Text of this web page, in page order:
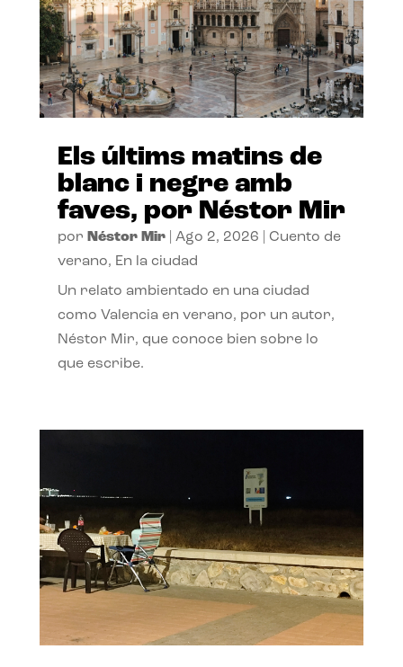
Els últims matins de
blanc i negre amb
faves, por Néstor Mir
por Néstor Mir| Ago 2, 2026
Cuento de
verano, En la ciudad
Un relato ambientado en una ciudad
como Valencia en verano, por un autor,
Néstor Mir, que conoce bien sobre lo
que escribe.